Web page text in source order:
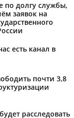
по долгу службы,
заявок на
есть канал в
почти 3,8
расследовать